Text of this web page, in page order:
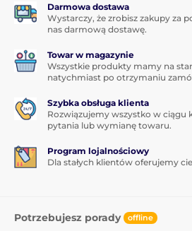
Darmowa dostawa
Wystarczy, że zrobisz zakupy za
nas darmową dostawę.
Towar w magazynie
Wszystkie produkty mamy na
natychmiast po otrzymaniu
Szybka obsługa klienta
Rozwiązujemy wszystko w ciągu
pytania lub wymianę towaru.
Program lojalnościowy
Dla stałych klientów oferujemy
Potrzebujesz porady offline